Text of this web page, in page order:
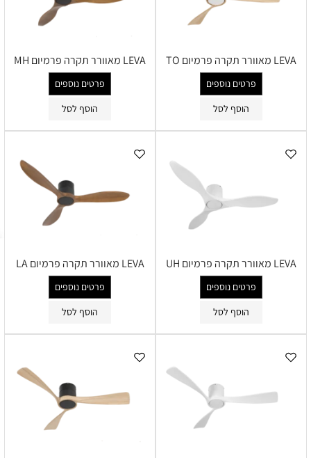
LEVA מאוורר תקרה פרמיום TO
פרטים נוספים
הוסף לסל
LEVA מאוורר תקרה פרמיום MH
פרטים נוספים
הוסף לסל
LEVA מאוורר תקרה פרמיום UH
פרטים נוספים
הוסף לסל
LEVA מאוורר תקרה פרמיום LA
פרטים נוספים
הוסף לסל